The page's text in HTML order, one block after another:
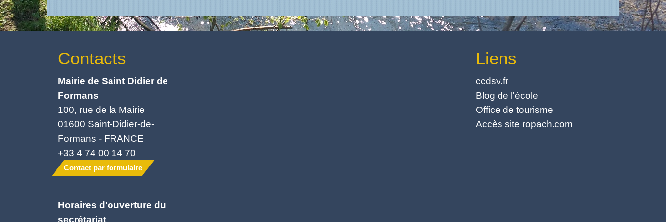
Contacts
Mairie de Saint Didier de
Formans
100, rue de la Mairie
01600 Saint-Didier-de-
Formans - FRANCE
+33 4 74 00 14 70
Contact par formulaire
Horaires d'ouverture du
secrétariat
Liens
ccdsv.fr
Blog de l'école
Office de tourisme
Accès site ropach.com